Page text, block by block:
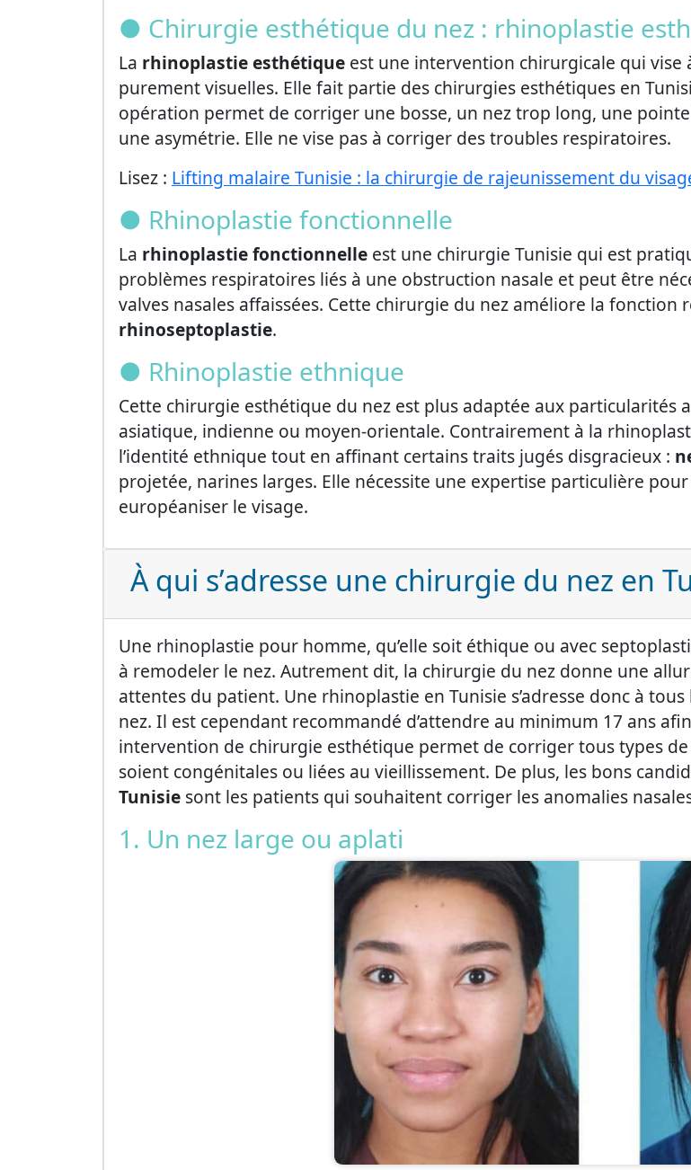
● Chirurgie esthétique du nez : rhinoplastie
La rhinoplastie esthétique est une intervention chirurgicale qui vise
purement visuelles. Elle fait partie des chirurgies esthétiques en
opération permet de corriger une bosse, un nez trop long, une
une asymétrie. Elle ne vise pas à corriger des troubles respiratoires.
Lisez : Lifting malaire Tunisie : la chirurgie de rajeunissement du
● Rhinoplastie fonctionnelle
La rhinoplastie fonctionnelle est une chirurgie Tunisie qui est
problèmes respiratoires liés à une obstruction nasale et peut être
valves nasales affaissées. Cette chirurgie du nez améliore la fonction
rhinoseptoplastie.
● Rhinoplastie ethnique
Cette chirurgie esthétique du nez est plus adaptée aux particularités
asiatique, indienne ou moyen-orientale. Contrairement à la
l’identité ethnique tout en affinant certains traits jugés disgracieux :
projetée, narines larges. Elle nécessite une expertise particulière
européaniser le visage.
À qui s’adresse une chirurgie du nez en
Une rhinoplastie pour homme, qu’elle soit éthique ou avec
à remodeler le nez. Autrement dit, la chirurgie du nez donne une
attentes du patient. Une rhinoplastie en Tunisie s’adresse donc à
nez. Il est cependant recommandé d’attendre au minimum 17 ans
intervention de chirurgie esthétique permet de corriger tous types de
soient congénitales ou liées au vieillissement. De plus, les bons
Tunisie sont les patients qui souhaitent corriger les anomalies
1. Un nez large ou aplati